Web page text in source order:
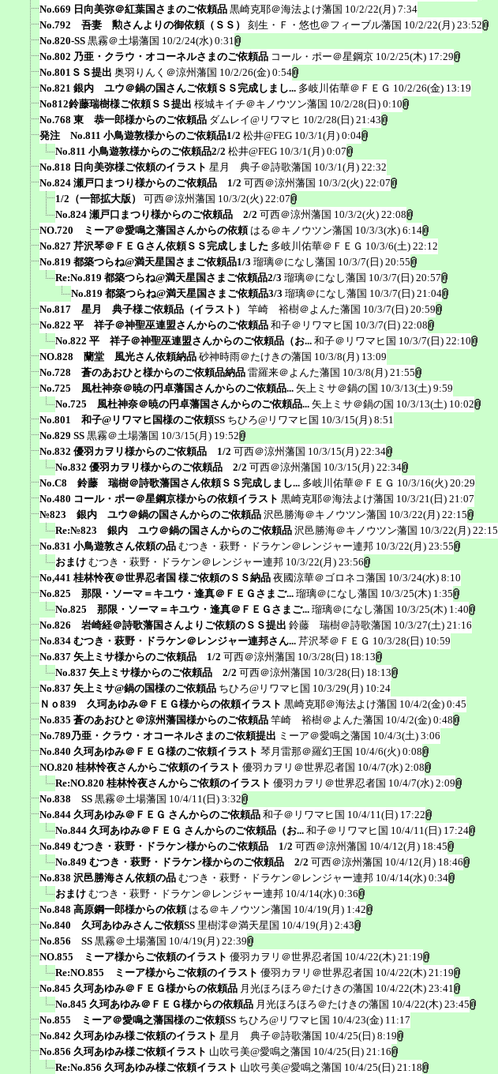
No.669 日向美弥＠紅葉国さまのご依頼品 黒崎克耶＠海法よけ藩国 10/2/22(月) 7:34
No.792 吾妻 勲さんよりの御依頼（ＳＳ）
刻生・Ｆ・悠也＠フィーブル藩国 10/2/22(月) 23:52
No.820-SS 黒霧＠土場藩国 10/2/24(水) 0:31
No.802 乃亜・クラウ・オコーネルさまのご依頼品 コール・ポー＠星鋼京 10/2/25(木) 17:29
No.801ＳＳ提出 奥羽りんく＠涼州藩国 10/2/26(金) 0:54
No.821 銀内 ユウ＠鍋の国さんご依頼ＳＳ完成しまし... 多岐川佑華＠ＦＥＧ 10/2/26(金) 13:19
No812鈴藤瑞樹様ご依頼ＳＳ提出 桜城キイチ＠キノウツン藩国 10/2/28(日) 0:10
No.768 東 恭一郎様からのご依頼品 ダムレイ@リワマヒ 10/2/28(日) 21:43
発注 No.811 小鳥遊敦様からのご依頼品1/2 松井@FEG 10/3/1(月) 0:04
No.811 小鳥遊敦様からのご依頼品2/2 松井@FEG 10/3/1(月) 0:07
No.818 日向美弥様ご依頼のイラスト 星月 典子＠詩歌藩国 10/3/1(月) 22:32
No.824 瀬戸口まつり様からのご依頼品 1/2 可西＠涼州藩国 10/3/2(火) 22:07
1/2（一部拡大版）
可西＠涼州藩国 10/3/2(火) 22:07
No.824 瀬戸口まつり様からのご依頼品 2/2 可西＠涼州藩国 10/3/2(火) 22:08
NO.720 ミーア＠愛鳴之藩国さんからの依頼 はる＠キノウツン藩国 10/3/3(水) 6:14
No.827 芹沢琴＠ＦＥＧさん依頼ＳＳ完成しました 多岐川佑華＠ＦＥＧ 10/3/6(土) 22:12
No.819 都築つらね@満天星国さまご依頼品1/3 瑠璃＠になし藩国 10/3/7(日) 20:55
Re:No.819 都築つらね@満天星国さまご依頼品2/3 瑠璃＠になし藩国 10/3/7(日) 20:57
No.819 都築つらね@満天星国さまご依頼品3/3 瑠璃＠になし藩国 10/3/7(日) 21:04
No.817 星月 典子様ご依頼品（イラスト）
竿崎 裕樹＠よんた藩国 10/3/7(日) 20:59
No.822 平 祥子＠神聖巫連盟さんからのご依頼品 和子＠リワマヒ国 10/3/7(日) 22:08
No.822 平 祥子＠神聖巫連盟さんからのご依頼品（お... 和子＠リワマヒ国 10/3/7(日) 22:10
NO.828 蘭堂 風光さん依頼納品 砂神時雨＠たけきの藩国 10/3/8(月) 13:09
No.728 蒼のあおひと様からのご依頼品納品 雷羅来＠よんた藩国 10/3/8(月) 21:55
No.725 風杜神奈＠暁の円卓藩国さんからのご依頼品... 矢上ミサ＠鍋の国 10/3/13(土) 9:59
No.725 風杜神奈＠暁の円卓藩国さんからのご依頼品... 矢上ミサ＠鍋の国 10/3/13(土) 10:02
No.801 和子@リワマヒ国様のご依頼SS ちひろ@リワマヒ国 10/3/15(月) 8:51
No.829 SS 黒霧＠土場藩国 10/3/15(月) 19:52
No.832 優羽カヲリ様からのご依頼品 1/2 可西＠涼州藩国 10/3/15(月) 22:34
No.832 優羽カヲリ様からのご依頼品 2/2 可西＠涼州藩国 10/3/15(月) 22:34
No.C8 鈴藤 瑞樹＠詩歌藩国さん依頼ＳＳ完成しまし... 多岐川佑華＠ＦＥＧ 10/3/16(火) 20:29
No.480 コール・ポー＠星鋼京様からの依頼イラスト 黒崎克耶＠海法よけ藩国 10/3/21(日) 21:07
№823 銀内 ユウ＠鍋の国さんからのご依頼品 沢邑勝海＠キノウツン藩国 10/3/22(月) 22:15
Re:№823 銀内 ユウ＠鍋の国さんからのご依頼品 沢邑勝海＠キノウツン藩国 10/3/22(月) 22:15
No.831 小鳥遊敦さん依頼の品 むつき・萩野・ドラケン＠レンジャー連邦 10/3/22(月) 23:55
おまけ むつき・萩野・ドラケン＠レンジャー連邦 10/3/22(月) 23:56
No,441 桂林怜夜＠世界忍者国 様ご依頼のＳＳ納品 夜國涼華＠ゴロネコ藩国 10/3/24(水) 8:10
No.825 那限・ソーマ＝キユウ・逢真＠ＦＥＧさまご... 瑠璃＠になし藩国 10/3/25(木) 1:35
No.825 那限・ソーマ＝キユウ・逢真＠ＦＥＧさまご... 瑠璃＠になし藩国 10/3/25(木) 1:40
No.826 岩崎経＠詩歌藩国さんよりご依頼のＳＳ提出 鈴藤 瑞樹＠詩歌藩国 10/3/27(土) 21:16
No.834 むつき・萩野・ドラケン＠レンジャー連邦さん... 芹沢琴＠ＦＥＧ 10/3/28(日) 10:59
No.837 矢上ミサ様からのご依頼品 1/2 可西＠涼州藩国 10/3/28(日) 18:13
No.837 矢上ミサ様からのご依頼品 2/2 可西＠涼州藩国 10/3/28(日) 18:13
No.837 矢上ミサ@鍋の国様のご依頼品 ちひろ@リワマヒ国 10/3/29(月) 10:24
Ｎｏ839 久珂あゆみ＠ＦＥＧ様からの依頼イラスト 黒崎克耶＠海法よけ藩国 10/4/2(金) 0:45
No.835 蒼のあおひと＠涼州藩国様からのご依頼品 竿崎 裕樹＠よんた藩国 10/4/2(金) 0:48
No.789乃亜・クラウ・オコーネルさまのご依頼提出 ミーア＠愛鳴之藩国 10/4/3(土) 3:06
No.840 久珂あゆみ＠ＦＥＧ様のご依頼イラスト 琴月雷那＠羅幻王国 10/4/6(火) 0:08
NO.820 桂林怜夜さんからご依頼のイラスト 優羽カヲリ＠世界忍者国 10/4/7(水) 2:08
Re:NO.820 桂林怜夜さんからご依頼のイラスト 優羽カヲリ＠世界忍者国 10/4/7(水) 2:09
No.838 SS 黒霧＠土場藩国 10/4/11(日) 3:32
No.844 久珂あゆみ＠ＦＥＧ さんからのご依頼品 和子＠リワマヒ国 10/4/11(日) 17:22
No.844 久珂あゆみ＠ＦＥＧ さんからのご依頼品（お... 和子＠リワマヒ国 10/4/11(日) 17:24
No.849 むつき・萩野・ドラケン様からのご依頼品 1/2 可西＠涼州藩国 10/4/12(月) 18:45
No.849 むつき・萩野・ドラケン様からのご依頼品 2/2 可西＠涼州藩国 10/4/12(月) 18:46
No.838 沢邑勝海さん依頼の品 むつき・萩野・ドラケン＠レンジャー連邦 10/4/14(水) 0:34
おまけ むつき・萩野・ドラケン＠レンジャー連邦 10/4/14(水) 0:36
No.848 高原鋼一郎様からの依頼 はる＠キノウツン藩国 10/4/19(月) 1:42
No.840 久珂あゆみさんご依頼SS 里樹澪＠満天星国 10/4/19(月) 2:43
No.856 SS 黒霧＠土場藩国 10/4/19(月) 22:39
NO.855 ミーア様からご依頼のイラスト 優羽カヲリ＠世界忍者国 10/4/22(木) 21:19
Re:NO.855 ミーア様からご依頼のイラスト 優羽カヲリ＠世界忍者国 10/4/22(木) 21:19
No.845 久珂あゆみ＠ＦＥＧ様からの依頼品 月光ほろほろ＠たけきの藩国 10/4/22(木) 23:41
No.845 久珂あゆみ＠ＦＥＧ様からの依頼品 月光ほろほろ＠たけきの藩国 10/4/22(木) 23:45
No.855 ミーア＠愛鳴之藩国様のご依頼SS ちひろ@リワマヒ国 10/4/23(金) 11:17
No.842 久珂あゆみ様ご依頼のイラスト 星月 典子＠詩歌藩国 10/4/25(日) 8:19
No.856 久珂あゆみ様ご依頼イラスト 山吹弓美@愛鳴之藩国 10/4/25(日) 21:16
Re:No.856 久珂あゆみ様ご依頼イラスト 山吹弓美@愛鳴之藩国 10/4/25(日) 21:18